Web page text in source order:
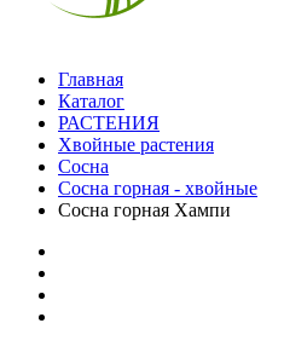
Главная
Каталог
РАСТЕНИЯ
Хвойные растения
Сосна
Сосна горная - хвойные
Сосна горная Хампи